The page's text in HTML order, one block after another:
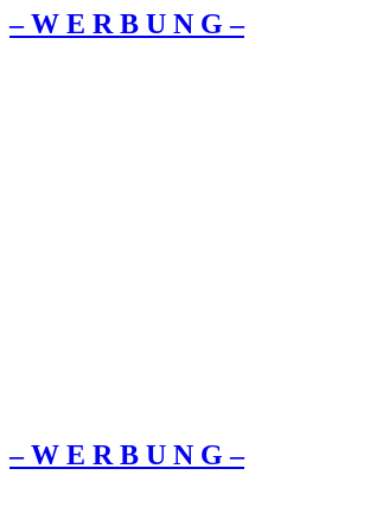
– W Ε R Β U Ν G –
– W Ε R Β U Ν G –